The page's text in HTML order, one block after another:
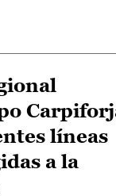
líneas
a la